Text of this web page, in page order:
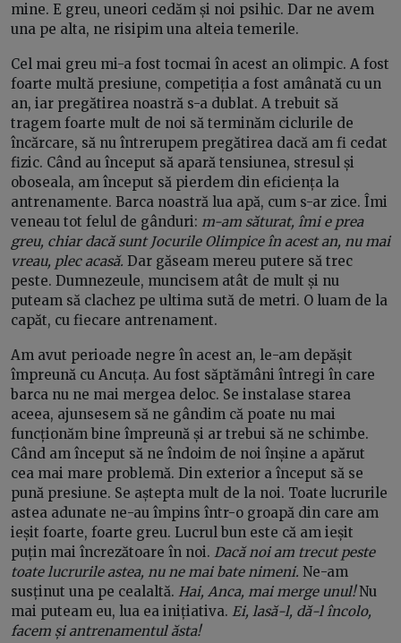
mine. E greu, uneori cedăm și noi psihic. Dar ne avem
una pe alta, ne risipim una alteia temerile.
Cel mai greu mi-a fost tocmai în acest an olimpic. A fost
foarte multă presiune, competiția a fost amânată cu un
an, iar pregătirea noastră s-a dublat. A trebuit să
tragem foarte mult de noi să terminăm ciclurile de
încărcare, să nu întrerupem pregătirea dacă am fi cedat
fizic. Când au început să apară tensiunea, stresul și
oboseala, am început să pierdem din eficiența la
antrenamente. Barca noastră lua apă, cum s-ar zice. Îmi
veneau tot felul de gânduri: m-am săturat, îmi e prea
greu, chiar dacă sunt Jocurile Olimpice în acest an, nu mai
vreau, plec acasă. Dar găseam mereu putere să trec
peste. Dumnezeule, muncisem atât de mult și nu
puteam să clachez pe ultima sută de metri. O luam de la
capăt, cu fiecare antrenament.
Am avut perioade negre în acest an, le-am depășit
împreună cu Ancuța. Au fost săptămâni întregi în care
barca nu ne mai mergea deloc. Se instalase starea
aceea, ajunsesem să ne gândim că poate nu mai
funcționăm bine împreună și ar trebui să ne schimbe.
Când am început să ne îndoim de noi înșine a apărut
cea mai mare problemă. Din exterior a început să se
pună presiune. Se aștepta mult de la noi. Toate lucrurile
astea adunate ne-au împins într-o groapă din care am
ieșit foarte, foarte greu. Lucrul bun este că am ieșit
puțin mai încrezătoare în noi. Dacă noi am trecut peste
toate lucrurile astea, nu ne mai bate nimeni. Ne-am
susținut una pe cealaltă. Hai, Anca, mai merge unul!Nu
mai puteam eu, lua ea inițiativa. Ei, lasă-l, dă-l încolo,
facem și antrenamentul ăsta!